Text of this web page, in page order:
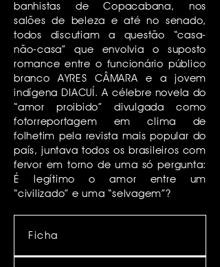
banhistas de Copacabana, nos
salões de beleza e até no senado,
todos discutiam a questão “casa-
não-casa” que envolvia o suposto
romance entre o funcionário público
branco AYRES CÂMARA e a jovem
indígena DIACUÍ. A célebre novela do
“amor proibido” divulgada como
fotorreportagem em clima de
folhetim pela revista mais popular do
país, juntava todos os brasileiros com
fervor em torno de uma só pergunta:
É legítimo o amor entre um
“civilizado” e uma “selvagem”?
Ficha